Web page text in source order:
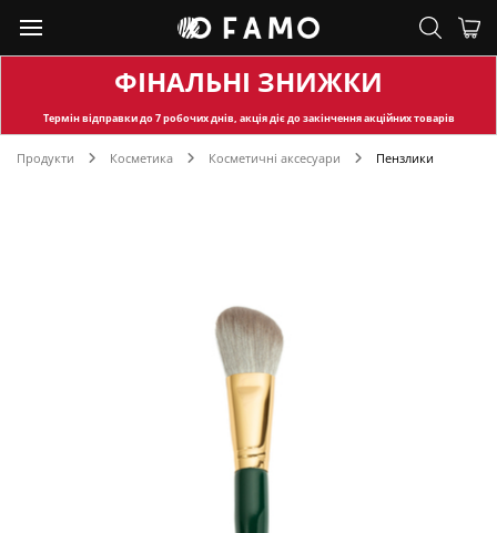
ФІНАЛЬНІ ЗНИЖКИ
Термін відправкидо 7 робочих днів, акція діє до закінчення акційних товарів
Продукти Косметика Косметичні аксесуари Пензлики